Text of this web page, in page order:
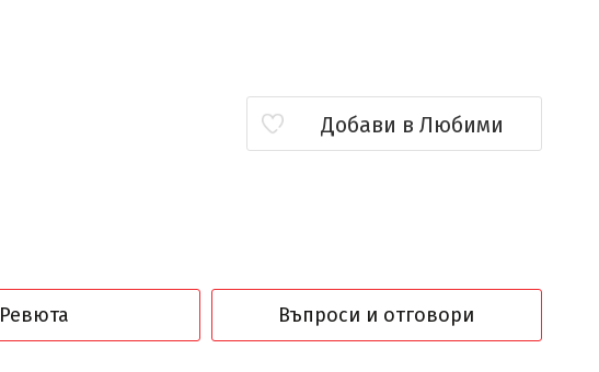
Добави в Любими
Ревюта Въпроси и отговори